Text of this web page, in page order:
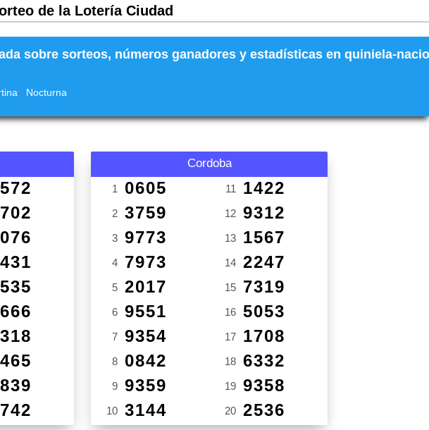
de la Lotería Ciudad
sobre sorteos, números ganadores y estadísticas en quiniela-
Nocturna
Cordoba
1 0605
2 3759
3 9773
4 7973
5 2017
6 9551
7 9354
8 0842
9 9359
10 3144
11 1422
12 9312
13 1567
14 2247
15 7319
16 5053
17 1708
18 6332
19 9358
20 2536